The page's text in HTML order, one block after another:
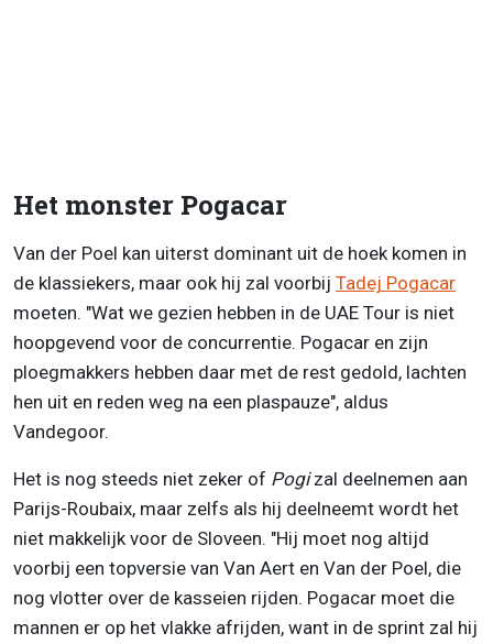
Het monster Pogacar
Van der Poel kan uiterst dominant uit de hoek komen in
de klassiekers, maar ook hij zal voorbij Tadej Pogacar
moeten. "Wat we gezien hebben in de UAE Tour is niet
hoopgevend voor de concurrentie. Pogacar en zijn
ploegmakkers hebben daar met de rest gedold, lachten
hen uit en reden weg na een plaspauze", aldus
Vandegoor.
Het is nog steeds niet zeker of Pogizal deelnemen aan
Parijs-Roubaix, maar zelfs als hij deelneemt wordt het
niet makkelijk voor de Sloveen. "Hij moet nog altijd
voorbij een topversie van Van Aert en Van der Poel, die
nog vlotter over de kasseien rijden. Pogacar moet die
mannen er op het vlakke afrijden, want in de sprint zal hij